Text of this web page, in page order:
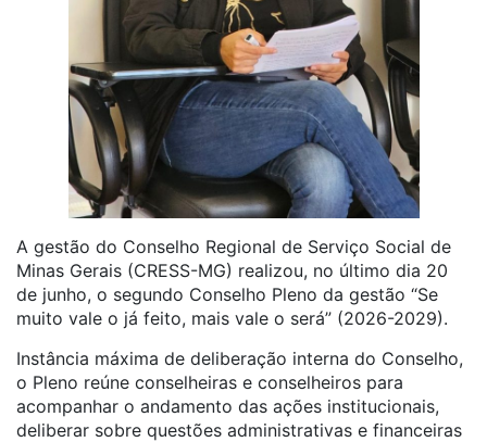
A gestão do Conselho Regional de Serviço Social de
Minas Gerais (CRESS-MG) realizou, no último dia 20
de junho, o segundo Conselho Pleno da gestão “Se
muito vale o já feito, mais vale o será” (2026-2029).
Instância máxima de deliberação interna do Conselho,
o Pleno reúne conselheiras e conselheiros para
acompanhar o andamento das ações institucionais,
deliberar sobre questões administrativas e financeiras